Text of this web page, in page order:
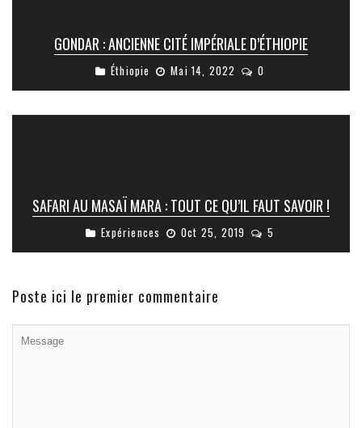
GONDAR : ANCIENNE CITÉ IMPÉRIALE D’ÉTHIOPIE
Éthiopie Mai 14, 2022 0
SAFARI AU MASAÏ MARA : TOUT CE QU’IL FAUT SAVOIR !
Expériences Oct 25, 2019 5
Poste ici le premier commentaire